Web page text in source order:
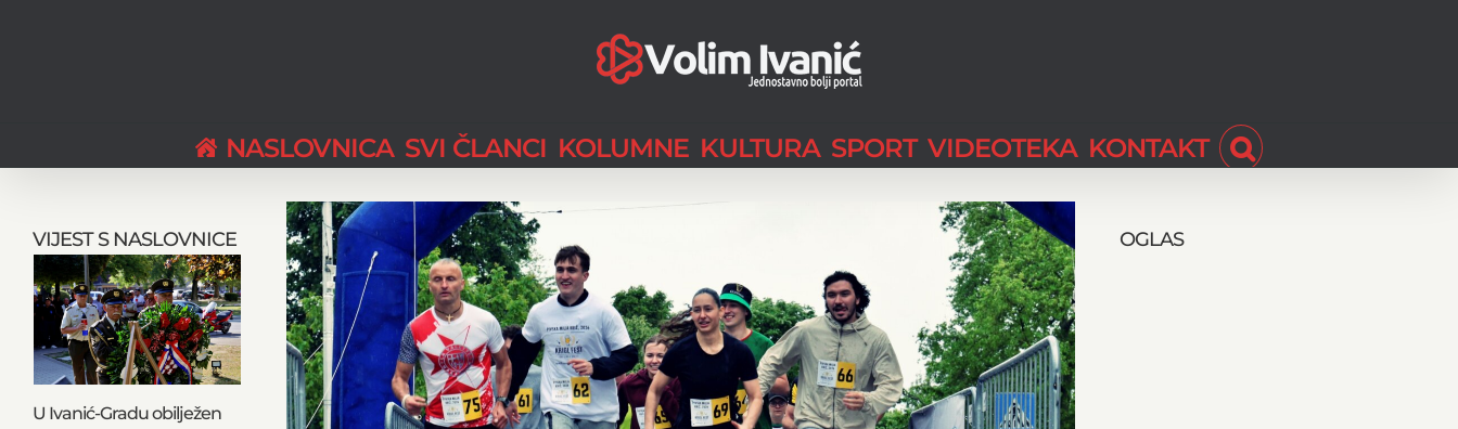
NASLOVNICA SVI ČLANCI KOLUMNE KULTURA SPORT VIDEOTEKA KONTAKT
View
Larger
Image
VIJEST S NASLOVNICE
U Ivanić-Gradu obilježen
OGLAS